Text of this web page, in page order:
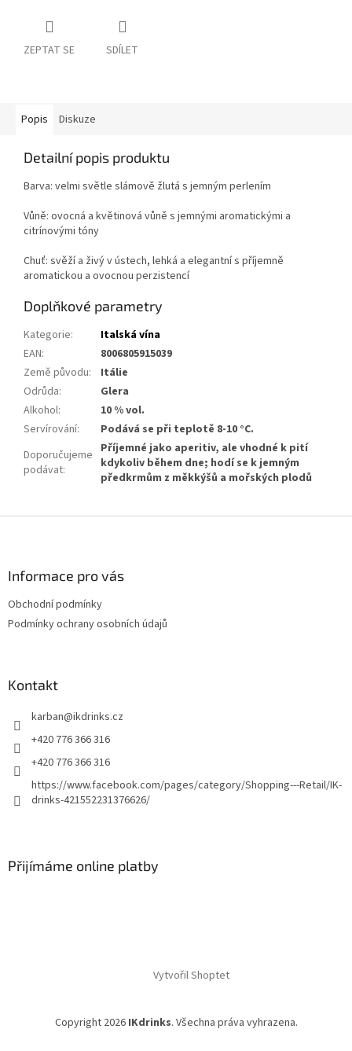
ZEPTAT SE SDÍLET
Popis Diskuze
Detailní popis produktu
Barva: velmi světle slámově žlutá s jemným perlením
Vůně: ovocná a květinová vůně s jemnými aromatickými a
citrínovými tóny
Chuť: svěží a živý v ústech, lehká a elegantní s příjemně
aromatickou a ovocnou perzistencí
Doplňkové parametry
Kategorie:
Italská vína
EAN:
8006805915039
Země původu:
Itálie
Odrůda:
Glera
Alkohol:
10 % vol.
Servírování:
Podává se při teplotě 8-10 °C.
Doporučujeme
podávat:
Příjemné jako aperitiv, ale vhodné k pití
kdykoliv během dne; hodí se k jemným
předkrmům z měkkýšů a mořských plodů
Informace pro vás
Obchodní podmínky
Podmínky ochrany osobních údajů
Kontakt
karban@ikdrinks.cz
+420 776 366 316
+420 776 366 316
https://www.facebook.com/pages/category/Shopping---Retail/IK-
drinks-421552231376626/
Přijímáme online platby
Vytvořil Shoptet
Copyright 2026 IKdrinks. Všechna práva vyhrazena.